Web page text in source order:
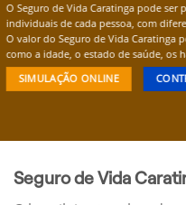
O Seguro de Vida Caratinga pode ser
individuais de cada pessoa, com
O valor do Seguro de Vida Caratinga
como a idade, o estado de saúde, os
SIMULAÇÃO ONLINE
Seguro de Vida